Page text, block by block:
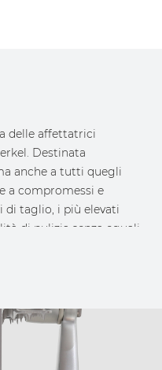
delle affettatrici
Destinata
anche a tutti quegli
a compromessi e
di taglio, i più elevati
di pulizia senza eguali
facilità di utilizzo,
disponibili sul mercato
raffinato design,
fatto di linee